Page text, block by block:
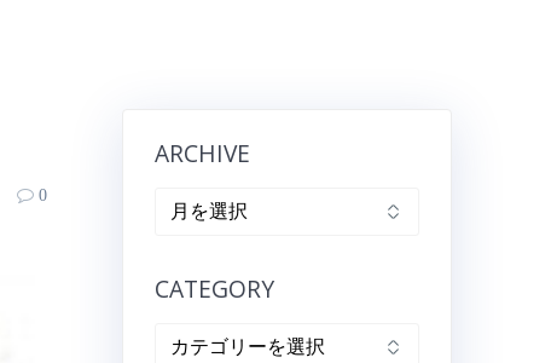
0
ARCHIVE
ARCHIVE
CATEGORY
CATEGORY